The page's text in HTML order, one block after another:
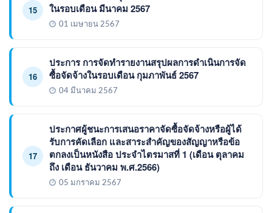
15
ในรอบเดือน มีนาคม 2567
01 เมษายน 2567
16
ประการ การจัดทำรายงานสรุปผลการดำเนินการจัด
ซื้อจัดจ้างในรอบเดือน กุมภาพันธ์ 2567
04 มีนาคม 2567
17
ประกาศผู้ชนะการเสนอราคาจัดซื้อจัดจ้างหรือผู้ได้
รับการคัดเลือก และสาระสำคัญของสัญญาหรือข้อ
ตกลงเป็นหนังสือ ประจำไตรมาสที่ 1 (เดือน ตุลาคม
ถึง เดือน ธันวาคม พ.ศ.2566)
05 มกราคม 2567